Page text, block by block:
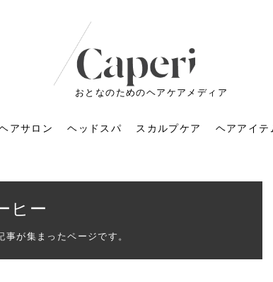
おとなのためのヘアケアメディア
アサロン ヘッドスパ スカルプケア ヘアアイテ
ヒー
事が集まったページです。